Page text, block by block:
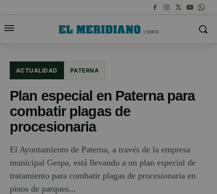
ACTUALIDAD PATERNA
Plan especial en Paterna para
combatir plagas de
procesionaria
El Ayuntamiento de Paterna, a través de la empresa
municipal Gespa, está llevando a un plan especial de
tratamiento para combatir plagas de procesionaria en
pinos de parques...